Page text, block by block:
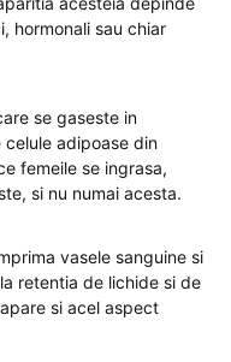
hormonali sau chiar
se gaseste in
celule adipoase din
femeile se ingrasa,
si nu numai acesta.
vasele sanguine si
retentia de lichide si de
si acel aspect